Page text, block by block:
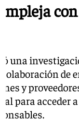
una
colaboración de
y
para acceder